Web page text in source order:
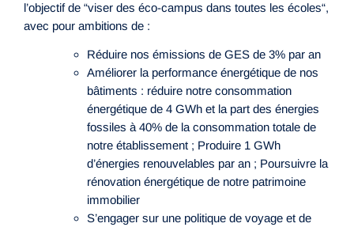
l’objectif de “viser des éco-campus dans toutes les écoles“,
avec pour ambitions de :
Réduire nos émissions de GES de 3% par an
Améliorer la performance énergétique de nos
bâtiments : réduire notre consommation
énergétique de 4 GWh et la part des énergies
fossiles à 40% de la consommation totale de
notre établissement ; Produire 1 GWh
d’énergies renouvelables par an ; Poursuivre la
rénovation énergétique de notre patrimoine
immobilier
S’engager sur une politique de voyage et de